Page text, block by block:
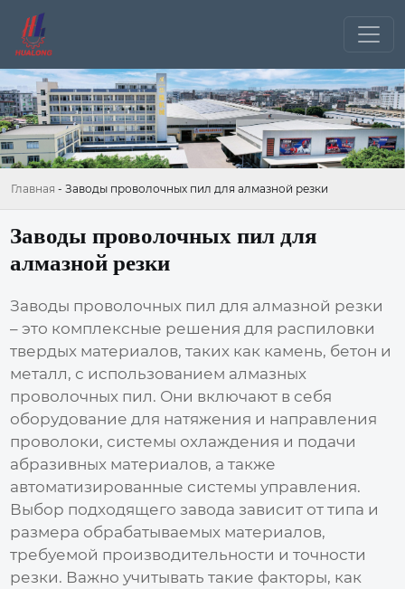
Главная - Заводы проволочных пил для алмазной резки
Заводы проволочных пил для
алмазной резки
Заводы проволочных пил для алмазной резки
– это комплексные решения для распиловки
твердых материалов, таких как камень, бетон и
металл, с использованием алмазных
проволочных пил. Они включают в себя
оборудование для натяжения и направления
проволоки, системы охлаждения и подачи
абразивных материалов, а также
автоматизированные системы управления.
Выбор подходящего завода зависит от типа и
размера обрабатываемых материалов,
требуемой производительности и точности
резки. Важно учитывать такие факторы, как